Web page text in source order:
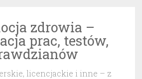
zdrowia –
prac, testów,
licencjackie i inne – z